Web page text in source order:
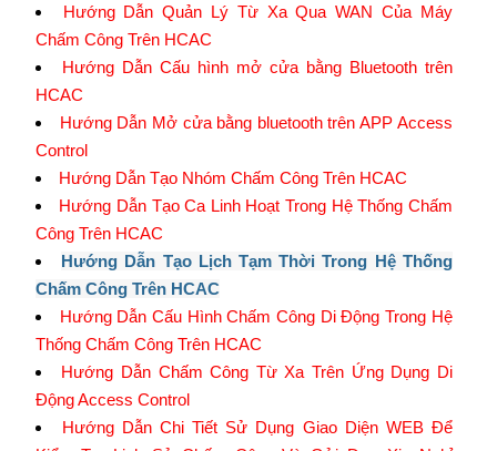
Hướng Dẫn Quản Lý Từ Xa Qua WAN Của Máy
Chấm Công Trên HCAC
Hướng Dẫn Cấu hình mở cửa bằng Bluetooth trên
HCAC
Hướng Dẫn Mở cửa bằng bluetooth trên APP Access
Control
Hướng Dẫn Tạo Nhóm Chấm Công Trên HCAC
Hướng Dẫn Tạo Ca Linh Hoạt Trong Hệ Thống Chấm
Công Trên HCAC
Hướng Dẫn Tạo Lịch Tạm Thời Trong Hệ Thống
Chấm Công Trên HCAC
Hướng Dẫn Cấu Hình Chấm Công Di Động Trong Hệ
Thống Chấm Công Trên HCAC
Hướng Dẫn Chấm Công Từ Xa Trên Ứng Dụng Di
Động Access Control
Hướng Dẫn Chi Tiết Sử Dụng Giao Diện WEB Để